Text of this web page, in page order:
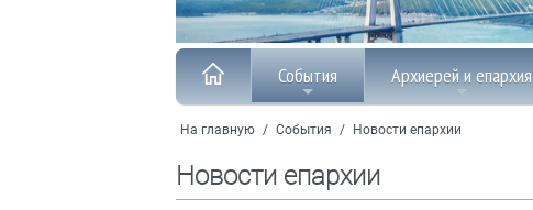
События Архиерей и епархия
На главную / События / Новости епархии
Новости епархии